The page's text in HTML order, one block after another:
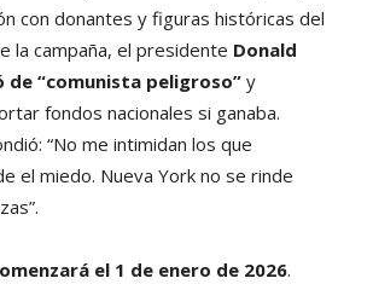
con donantes y figuras históricas del
la campaña, el presidente Donald
“comunista peligroso” y
fondos nacionales si ganaba.
“No me intimidan los que
el miedo. Nueva York no se rinde
el 1 de enero de 2026.